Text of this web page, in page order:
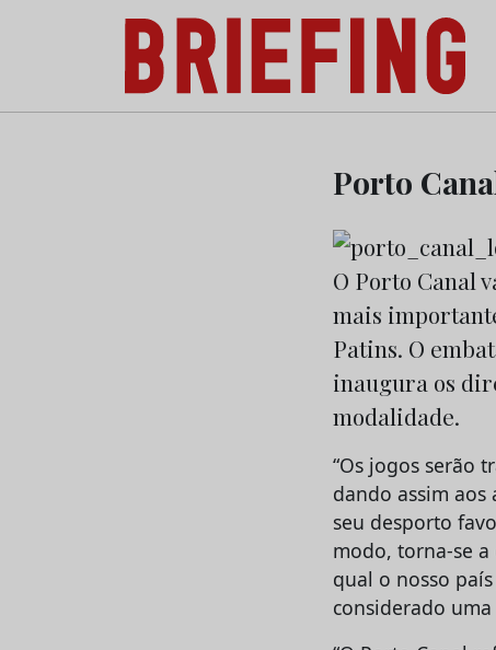
Briefing: Todas as notícias sobre os
Porto
O Porto Canal
mais
Patins. O
inaugura os
modalidade.
“Os jogos serão
dando assim
seu desporto
modo, torna-se
qual o nosso
considerado